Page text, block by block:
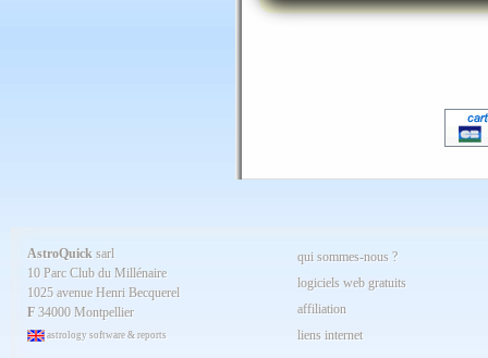
AstroQuick sarl
10 Parc Club du Millénaire
1025 avenue Henri Becquerel
F 34000 Montpellier
astrology software & reports
qui sommes-nous ?
logiciels web gratuits
affiliation
liens internet